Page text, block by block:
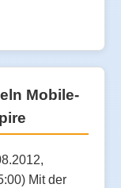
Mobile-
Mit der